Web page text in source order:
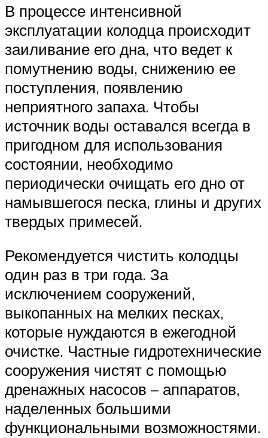
В процессе интенсивной
эксплуатации колодца происходит
заиливание его дна, что ведет к
помутнению воды, снижению ее
поступления, появлению
неприятного запаха. Чтобы
источник воды оставался всегда в
пригодном для использования
состоянии, необходимо
периодически очищать его дно от
намывшегося песка, глины и других
твердых примесей.
Рекомендуется чистить колодцы
один раз в три года. За
исключением сооружений,
выкопанных на мелких песках,
которые нуждаются в ежегодной
очистке. Частные гидротехнические
сооружения чистят с помощью
дренажных насосов – аппаратов,
наделенных большими
функциональными возможностями.